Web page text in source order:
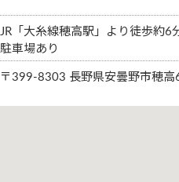
JR「大糸線穂高駅」より徒歩約6
駐車場あり
〒399-8303 長野県安曇野市穂